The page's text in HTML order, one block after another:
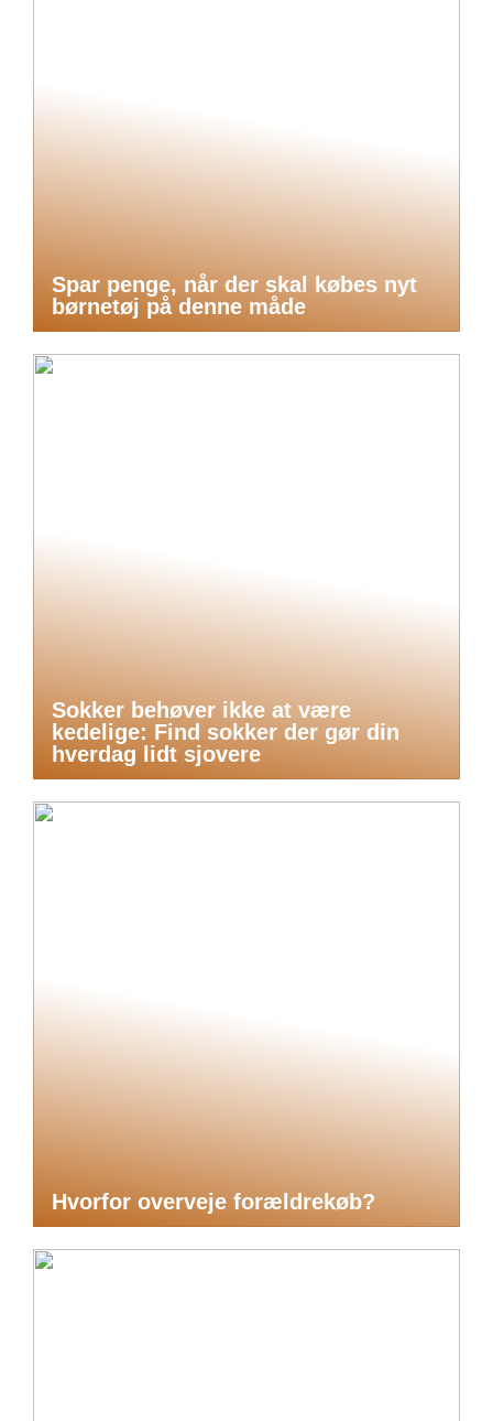
Spar penge, når der skal købes nyt
børnetøj på denne måde
Sokker behøver ikke at være
kedelige: Find sokker der gør din
hverdag lidt sjovere
Hvorfor overveje forældrekøb?